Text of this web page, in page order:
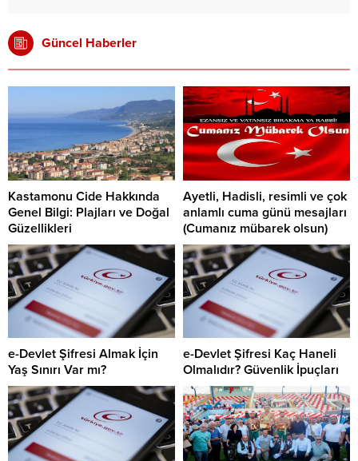
Güncel Haberler
Kastamonu Cide Hakkında
Genel Bilgi: Plajları ve Doğal
Güzellikleri
Ayetli, Hadisli, resimli ve çok
anlamlı cuma günü mesajları
(Cumanız mübarek olsun)
e-Devlet Şifresi Almak İçin
Yaş Sınırı Var mı?
e-Devlet Şifresi Kaç Haneli
Olmalıdır? Güvenlik İpuçları